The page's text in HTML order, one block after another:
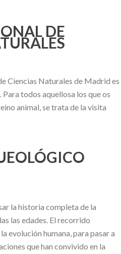
DE
Ciencias Naturales de Madrid es
todos aquellosa los que os
animal, se trata de la visita
la historia completa de la
las edades. El recorrido
evolución humana, para pasar a
que han convivido en la